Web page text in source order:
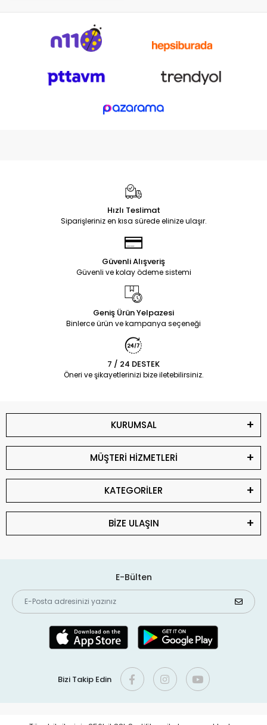
Hızlı Teslimat
Siparişleriniz en kısa sürede elinize ulaşır.
Güvenli Alışveriş
Güvenli ve kolay ödeme sistemi
Geniş Ürün Yelpazesi
Binlerce ürün ve kampanya seçeneği
7 / 24 DESTEK
Öneri ve şikayetlerinizi bize iletebilirsiniz.
KURUMSAL
MÜŞTERİ HİZMETLERİ
KATEGORİLER
BİZE ULAŞIN
E-Bülten
Bizi Takip Edin